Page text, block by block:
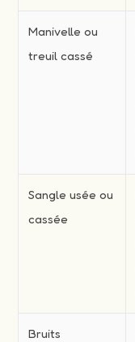
Manivelle ou
treuil cassé
Sangle usée ou
cassée
Bruits